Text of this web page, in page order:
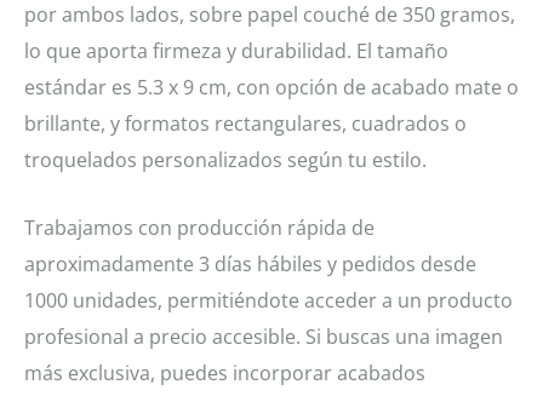
por ambos lados, sobre papel couché de 350 gramos,
lo que aporta firmeza y durabilidad. El tamaño
estándar es 5.3 x 9 cm, con opción de acabado mate o
brillante, y formatos rectangulares, cuadrados o
troquelados personalizados según tu estilo.
Trabajamos con producción rápida de
aproximadamente 3 días hábiles y pedidos desde
1000 unidades, permitiéndote acceder a un producto
profesional a precio accesible. Si buscas una imagen
más exclusiva, puedes incorporar acabados